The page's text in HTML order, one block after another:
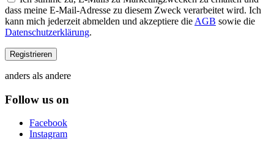
dass meine E-Mail-Adresse zu diesem Zweck verarbeitet wird. Ich
kann mich jederzeit abmelden und akzeptiere die AGB sowie die
Datenschutzerklärung.
anders als andere
Follow us on
Facebook
Instagram